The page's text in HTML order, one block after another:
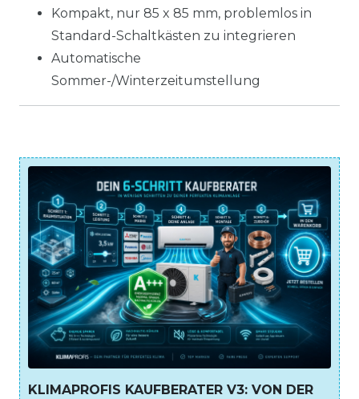
Kompakt, nur 85 x 85 mm, problemlos in
Standard-Schaltkästen zu integrieren
Automatische
Sommer-/Winterzeitumstellung
KLIMAPROFIS KAUFBERATER V3: VON DER